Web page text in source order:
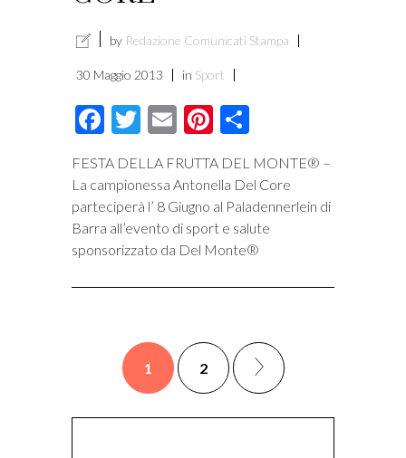
by Redazione Comunicati Stampa
30 Maggio 2013 in Sport
Facebook
Twitter
EmailPinterest
FESTA DELLA FRUTTA DEL MONTE® –
La campionessa Antonella Del Core
parteciperà l’ 8 Giugno al Paladennerlein di
Barra all’evento di sport e salute
sponsorizzato da Del Monte®
1 2